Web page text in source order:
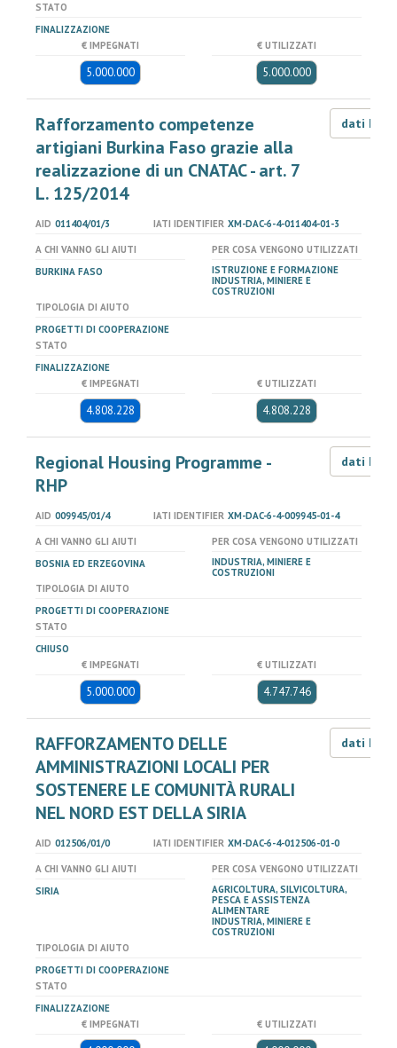
STATO
FINALIZZAZIONE
€ IMPEGNATI
5.000.000
€ UTILIZZATI
5.000.000
Rafforzamento competenze
artigiani Burkina Faso grazie alla
realizzazione di un CNATAC - art. 7
L. 125/2014
dati LOD
AID 011404/01/3 IATI IDENTIFIER XM-DAC-6-4-011404-01-3
A CHI VANNO GLI AIUTI
BURKINA FASO
PER COSA VENGONO UTILIZZATI
ISTRUZIONE E FORMAZIONE
INDUSTRIA, MINIERE E
COSTRUZIONI
TIPOLOGIA DI AIUTO
PROGETTI DI COOPERAZIONE
STATO
FINALIZZAZIONE
€ IMPEGNATI
4.808.228
€ UTILIZZATI
4.808.228
Regional Housing Programme -
RHP
dati LOD
AID 009945/01/4 IATI IDENTIFIER XM-DAC-6-4-009945-01-4
A CHI VANNO GLI AIUTI
BOSNIA ED ERZEGOVINA
PER COSA VENGONO UTILIZZATI
INDUSTRIA, MINIERE E
COSTRUZIONI
TIPOLOGIA DI AIUTO
PROGETTI DI COOPERAZIONE
STATO
CHIUSO
€ IMPEGNATI
5.000.000
€ UTILIZZATI
4.747.746
RAFFORZAMENTO DELLE
AMMINISTRAZIONI LOCALI PER
SOSTENERE LE COMUNITÀ RURALI
NEL NORD EST DELLA SIRIA
dati LOD
AID 012506/01/0 IATI IDENTIFIER XM-DAC-6-4-012506-01-0
A CHI VANNO GLI AIUTI
SIRIA
PER COSA VENGONO UTILIZZATI
AGRICOLTURA, SILVICOLTURA,
PESCA E ASSISTENZA
ALIMENTARE
INDUSTRIA, MINIERE E
COSTRUZIONI
TIPOLOGIA DI AIUTO
PROGETTI DI COOPERAZIONE
STATO
FINALIZZAZIONE
€ IMPEGNATI
€ UTILIZZATI